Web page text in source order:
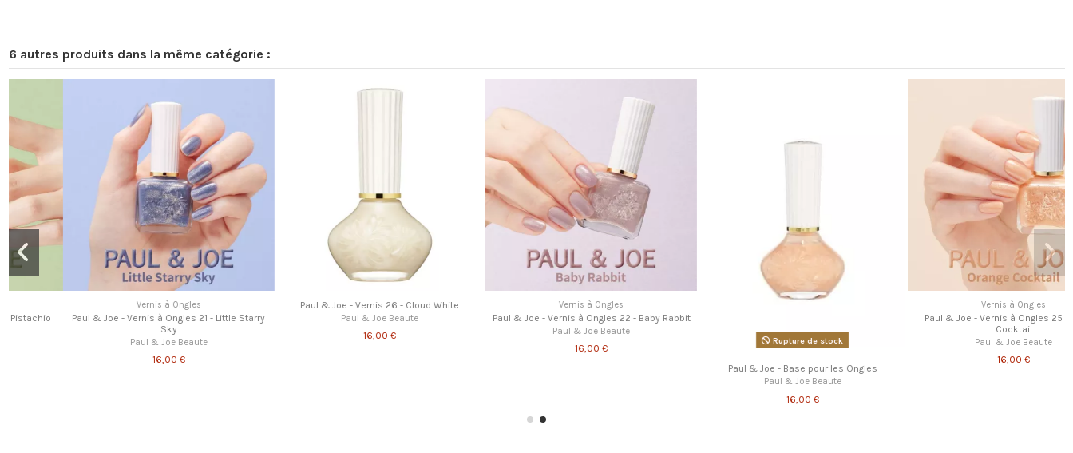
6 autres produits dans la même catégorie :
Vernis à Ongles
Paul & Joe - Vernis à Ongles 21 - Little Starry
Paul & Joe Beaute
Paul & Joe - Vernis 26 - Cloud White
Paul & Joe Beaute
Vernis à Ongles
Paul & Joe - Vernis à Ongles 22 - Baby Rabbit
Paul & Joe Beaute
Rupture de stock
Paul & Joe - Base pour les Ongles
Paul & Joe Beaute
Vernis à Ongles
Paul & Joe - Vernis à Ongles 25 - Orange
Paul & Joe Beaute